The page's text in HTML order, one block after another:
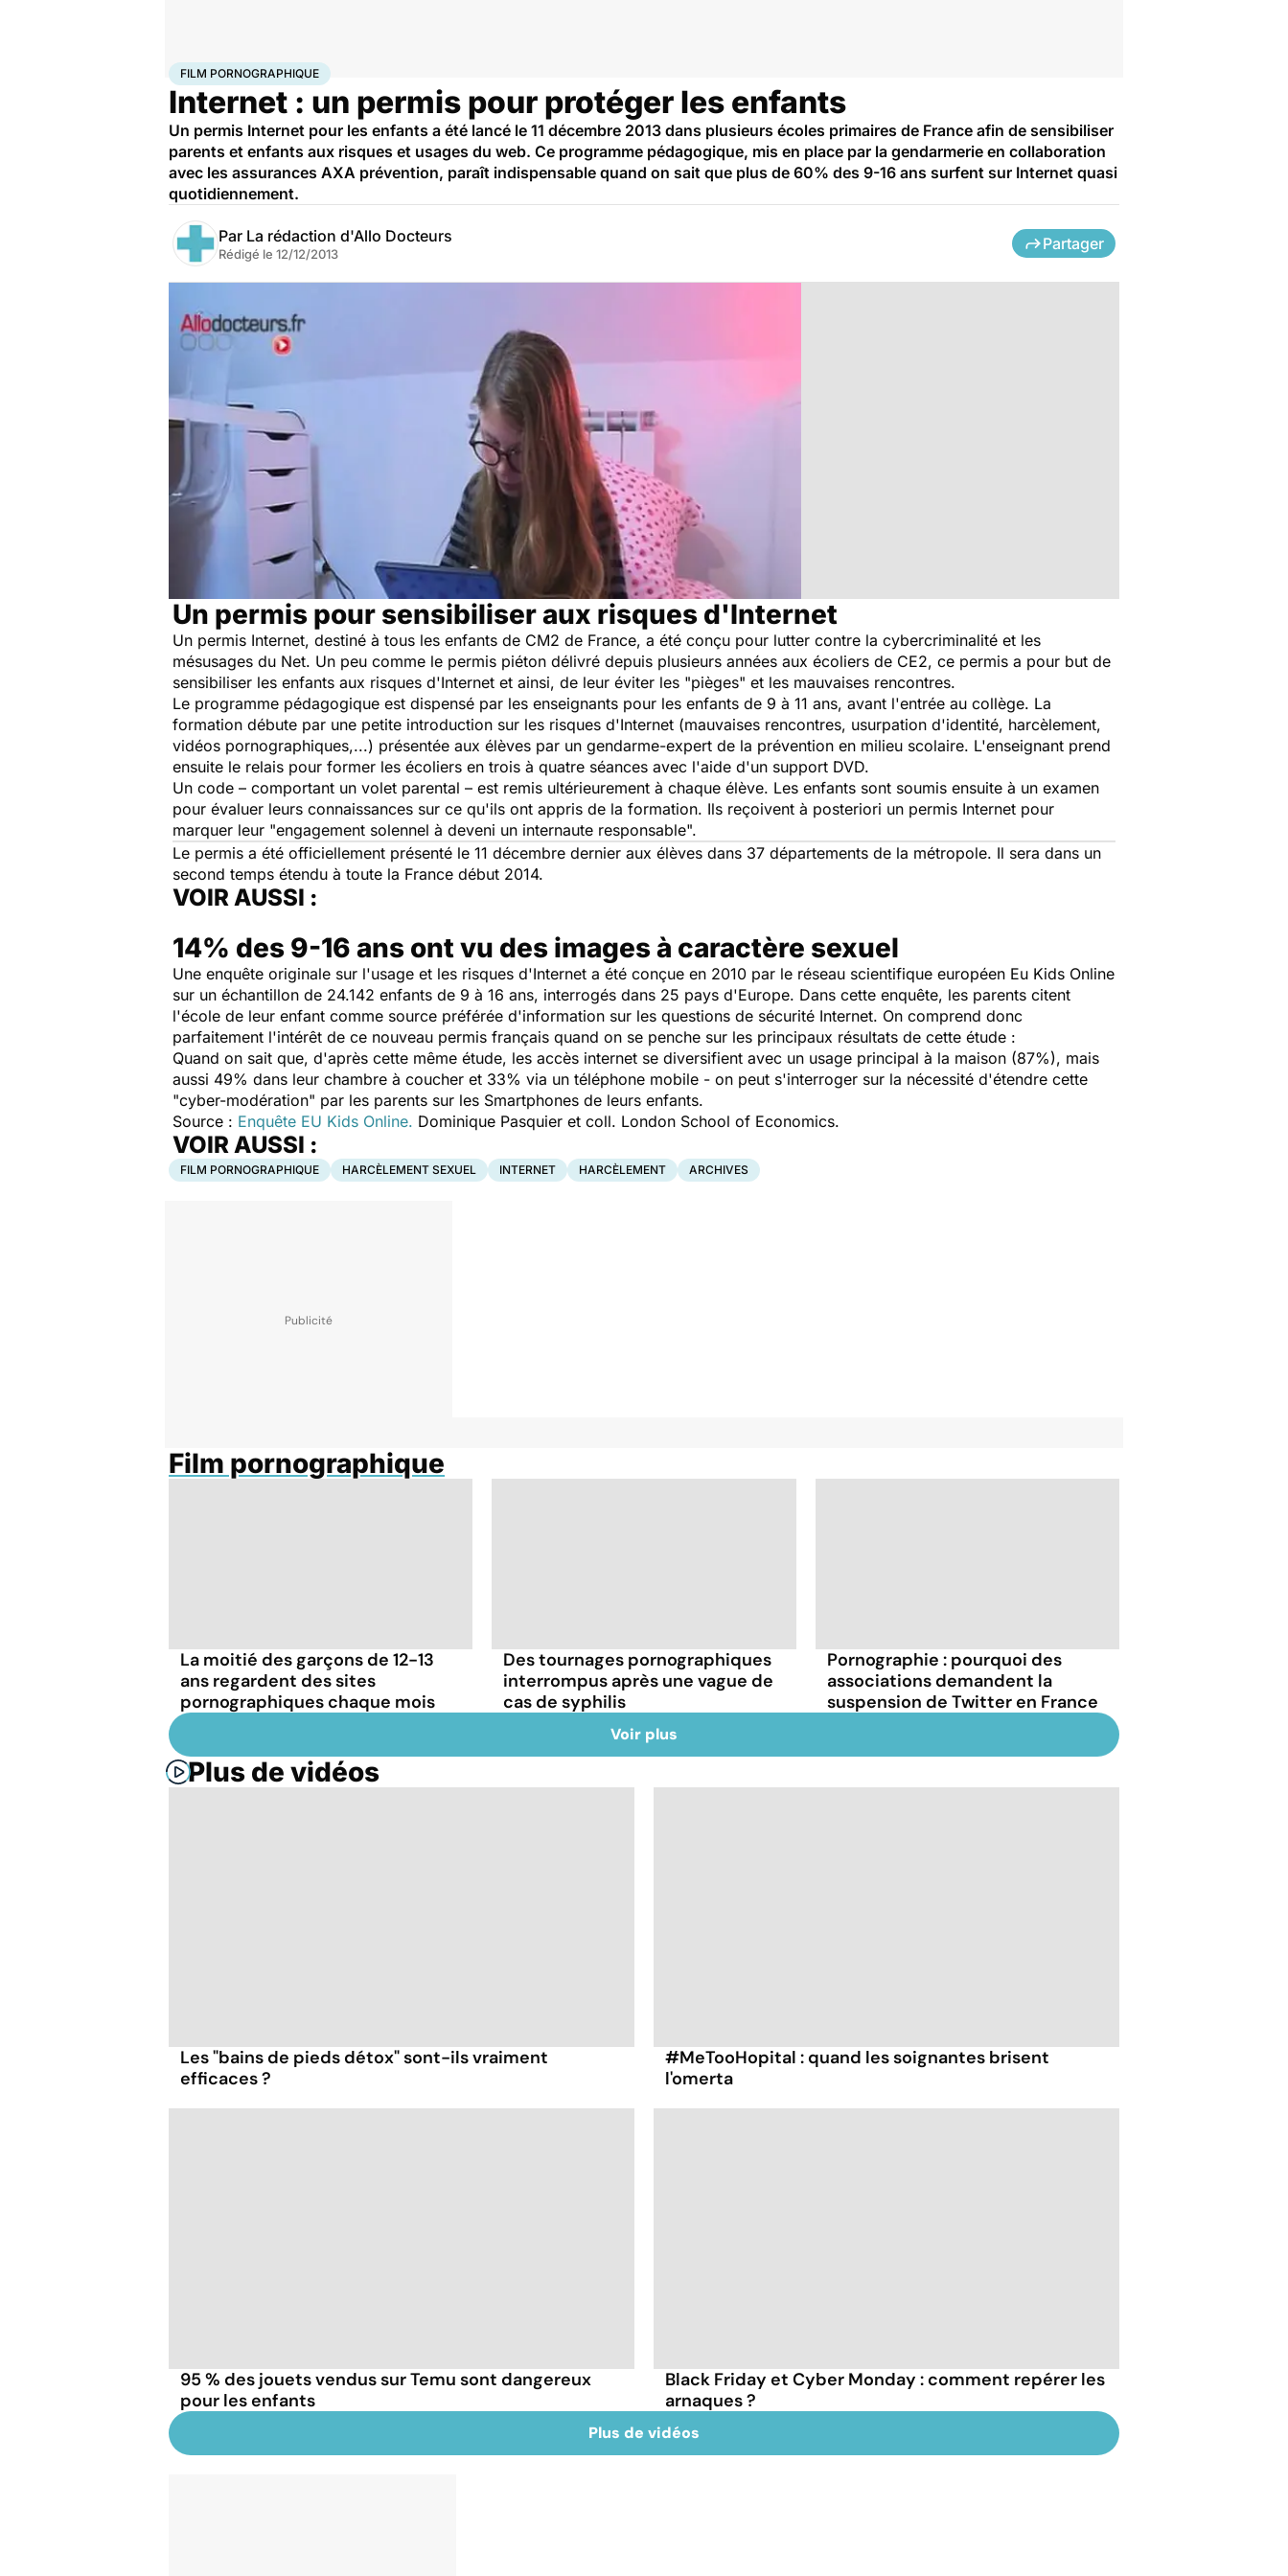
Accueil SantéFilm pornographique
FILM PORNOGRAPHIQUE
Internet : un permis pour protéger les enfants
Un permis Internet pour les enfants a été lancé le 11 décembre 2013 dans plusieurs écoles primaires de France afin de sensibiliser
parents et enfants aux risques et usages du web. Ce programme pédagogique, mis en place par la gendarmerie en collaboration
avec les assurances AXA prévention, paraît indispensable quand on sait que plus de 60% des 9-16 ans surfent sur Internet quasi
quotidiennement.
Par La rédaction d'Allo Docteurs
Rédigé le 12/12/2013
Partager
Un permis pour sensibiliser aux risques d'Internet
Un permis Internet, destiné à tous les enfants de CM2 de France, a été conçu pour lutter contre la cybercriminalité et les
mésusages du Net. Un peu comme le permis piéton délivré depuis plusieurs années aux écoliers de CE2, ce permis a pour but de
sensibiliser les enfants aux risques d'Internet et ainsi, de leur éviter les "pièges" et les mauvaises rencontres.
Le programme pédagogique est dispensé par les enseignants pour les enfants de 9 à 11 ans, avant l'entrée au collège. La
formation débute par une petite introduction sur les risques d'Internet (mauvaises rencontres, usurpation d'identité, harcèlement,
vidéos pornographiques,...) présentée aux élèves par un gendarme-expert de la prévention en milieu scolaire. L'enseignant prend
ensuite le relais pour former les écoliers en trois à quatre séances avec l'aide d'un support DVD.
Un code – comportant un volet parental – est remis ultérieurement à chaque élève. Les enfants sont soumis ensuite à un examen
pour évaluer leurs connaissances sur ce qu'ils ont appris de la formation. Ils reçoivent à posteriori un permis Internet pour
marquer leur "engagement solennel à deveni un internaute responsable".
Le permis a été officiellement présenté le 11 décembre dernier aux élèves dans 37 départements de la métropole. Il sera dans un
second temps étendu à toute la France début 2014.
VOIR AUSSI :
14% des 9-16 ans ont vu des images à caractère sexuel
Une enquête originale sur l'usage et les risques d'Internet a été conçue en 2010 par le réseau scientifique européen Eu Kids Online
sur un échantillon de 24.142 enfants de 9 à 16 ans, interrogés dans 25 pays d'Europe. Dans cette enquête, les parents citent
l'école de leur enfant comme source préférée d'information sur les questions de sécurité Internet. On comprend donc
parfaitement l'intérêt de ce nouveau permis français quand on se penche sur les principaux résultats de cette étude :
Quand on sait que, d'après cette même étude, les accès internet se diversifient avec un usage principal à la maison (87%), mais
aussi 49% dans leur chambre à coucher et 33% via un téléphone mobile - on peut s'interroger sur la nécessité d'étendre cette
"cyber-modération" par les parents sur les Smartphones de leurs enfants.
Source : Enquête EU Kids Online. Dominique Pasquier et coll. London School of Economics.
VOIR AUSSI :
FILM PORNOGRAPHIQUE HARCÈLEMENT SEXUEL INTERNET HARCÈLEMENT ARCHIVES
Film pornographique
La moitié des garçons de 12-13
ans regardent des sites
pornographiques chaque mois
Des tournages pornographiques
interrompus après une vague de
cas de syphilis
Pornographie : pourquoi des
associations demandent la
suspension de Twitter en France
Voir plus
Plus de vidéos
Les "bains de pieds détox" sont-ils vraiment
efficaces ?
#MeTooHopital : quand les soignantes brisent
l'omerta
95 % des jouets vendus sur Temu sont dangereux
pour les enfants
Black Friday et Cyber Monday : comment repérer les
arnaques ?
Plus de vidéos